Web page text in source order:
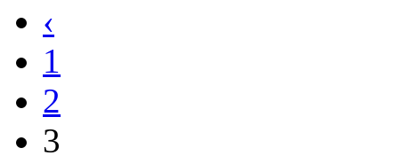
‹
1
2
3